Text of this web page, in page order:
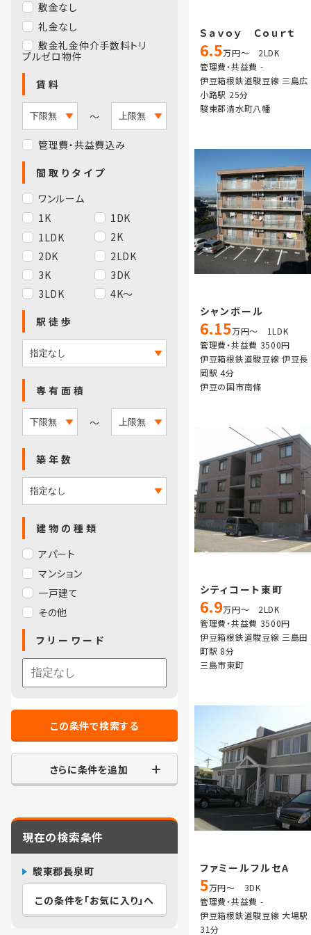
敷金なし
礼金なし
敷金礼金仲介手数料トリ
プルゼロ物件
賃料
～
管理費・共益費込み
間取りタイプ
ワンルーム
1K
1DK
1LDK
2K
2DK
2LDK
3K
3DK
3LDK
4K～
駅徒歩
専有面積
～
築年数
建物の種類
アパート
マンション
一戸建て
その他
フリーワード
この条件で検索する
さらに条件を追加
現在の検索条件
駿東郡長泉町
この条件を「お気に入り」へ
Ｓａｖｏｙ Ｃｏｕｒｔ
6.5万円～ 2LDK
管理費・共益費 -
伊豆箱根鉄道駿豆線 三島広
小路駅 25分
駿東郡清水町八幡
シャンボール
6.15万円～ 1LDK
管理費・共益費 3500円
伊豆箱根鉄道駿豆線 伊豆長
岡駅 4分
伊豆の国市南條
シティコート東町
6.9万円～ 2LDK
管理費・共益費 3500円
伊豆箱根鉄道駿豆線 三島田
町駅 8分
三島市東町
ファミールフルセA
5万円～ 3DK
管理費・共益費 -
伊豆箱根鉄道駿豆線 大場駅
31分